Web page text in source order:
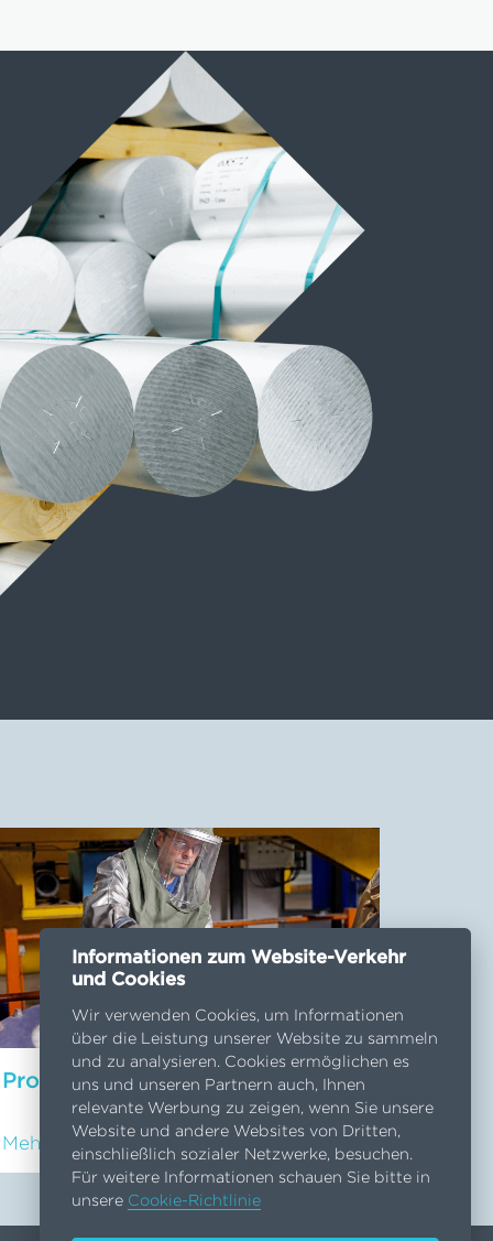
Prozesse
Mehr lesen
Informationen zum Website-Verkehr
und Cookies
Wir verwenden Cookies, um Informationen
über die Leistung unserer Website zu sammeln
und zu analysieren. Cookies ermöglichen es
uns und unseren Partnern auch, Ihnen
relevante Werbung zu zeigen, wenn Sie unsere
Website und andere Websites von Dritten,
einschließlich sozialer Netzwerke, besuchen.
Für weitere Informationen schauen Sie bitte in
unsere Cookie-Richtlinie